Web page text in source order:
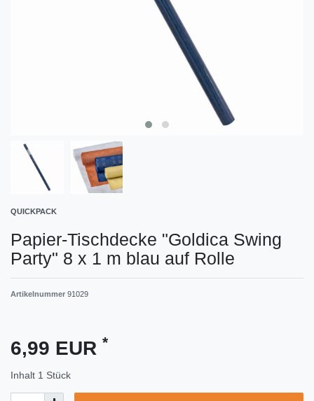
QUICKPACK
Papier-Tischdecke "Goldica Swing
Party" 8 x 1 m blau auf Rolle
Artikelnummer 91029
6,99 EUR *
Inhalt 1 Stück